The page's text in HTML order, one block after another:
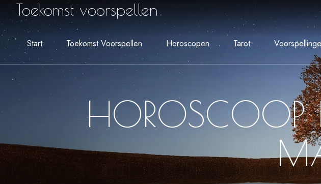
Toekomst voorspellen
Start Toekomst Voorspellen Horoscopen Tarot
HOROSCOOP